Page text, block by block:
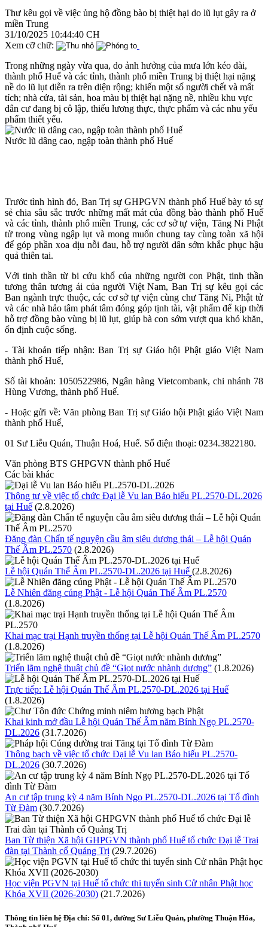
Thư kêu gọi về việc ủng hộ đồng bào bị thiệt hại do lũ lụt gây ra ở
miền Trung
31/10/2025 10:44:40 CH
Xem cỡ chữ:
Trong những ngày vừa qua, do ảnh hưởng của mưa lớn kéo dài,
thành phố Huế và các tỉnh, thành phố miền Trung bị thiệt hại nặng
nề do lũ lụt diễn ra trên diện rộng; khiến một số người chết và mất
tích; nhà cửa, tài sản, hoa màu bị thiệt hại nặng nề, nhiều khu vực
dân cư đang bị cô lập, thiếu lương thực, thực phẩm và các nhu yếu
phẩm thiết yếu.
Nước lũ dâng cao, ngập toàn thành phố Huế
Trước tình hình đó, Ban Trị sự GHPGVN thành phố Huế bày tỏ sự
sẻ chia sâu sắc trước những mất mát của đồng bào thành phố Huế
và các tỉnh, thành phố miền Trung, các cơ sở tự viện, Tăng Ni Phật
tử trong vùng ngập lụt và mong muốn chung tay cùng toàn xã hội
để góp phần xoa dịu nỗi đau, hỗ trợ người dân sớm khắc phục hậu
quả thiên tai.
Với tinh thần từ bi cứu khổ của những người con Phật, tinh thần
tương thân tương ái của người Việt Nam, Ban Trị sự kêu gọi các
Ban ngành trực thuộc, các cơ sở tự viện cùng chư Tăng Ni, Phật tử
và các nhà hảo tâm phát tâm đóng góp tịnh tài, vật phẩm để kịp thời
hỗ trợ đồng bào vùng bị lũ lụt, giúp bà con sớm vượt qua khó khăn,
ổn định cuộc sống.
- Tài khoản tiếp nhận: Ban Trị sự Giáo hội Phật giáo Việt Nam
thành phố Huế,
Số tài khoản: 1050522986, Ngân hàng Vietcombank, chi nhánh 78
Hùng Vương, thành phố Huế.
- Hoặc gửi về: Văn phòng Ban Trị sự Giáo hội Phật giáo Việt Nam
thành phố Huế,
01 Sư Liễu Quán, Thuận Hoá, Huế. Số điện thoại: 0234.3822180.
Văn phòng BTS GHPGVN thành phố Huế
Các bài khác
Thông tư về việc tổ chức Đại lễ Vu lan Báo hiếu PL.2570-DL.2026
tại Huế (2.8.2026)
Đăng đàn Chẩn tế nguyện cầu âm siêu dương thái – Lễ hội Quán
Thế Âm PL.2570 (2.8.2026)
Lễ hội Quán Thế Âm PL.2570-DL.2026 tại Huế (2.8.2026)
Lễ Nhiên đăng cúng Phật - Lễ hội Quán Thế Âm PL.2570
(1.8.2026)
Khai mạc trại Hạnh truyền thống tại Lễ hội Quán Thế Âm PL.2570
(1.8.2026)
Triển lãm nghệ thuật chủ đề “Giọt nước nhành dương” (1.8.2026)
Trực tiếp: Lễ hội Quán Thế Âm PL.2570-DL.2026 tại Huế
(1.8.2026)
Khai kinh mở đầu Lễ hội Quán Thế Âm năm Bính Ngọ PL.2570-
DL.2026 (31.7.2026)
Thông bạch về việc tổ chức Đại lễ Vu lan Báo hiếu PL.2570-
DL.2026 (30.7.2026)
An cư tập trung kỳ 4 năm Bính Ngọ PL.2570-DL.2026 tại Tổ đình
Từ Đàm (30.7.2026)
Ban Từ thiện Xã hội GHPGVN thành phố Huế tổ chức Đại lễ Trai
đàn tại Thành cổ Quảng Trị (29.7.2026)
Học viện PGVN tại Huế tổ chức thi tuyển sinh Cử nhân Phật học
Khóa XVII (2026-2030) (21.7.2026)
Thông tin liên hệ Địa chỉ: Số 01, đường Sư Liễu Quán, phường Thuận Hóa,